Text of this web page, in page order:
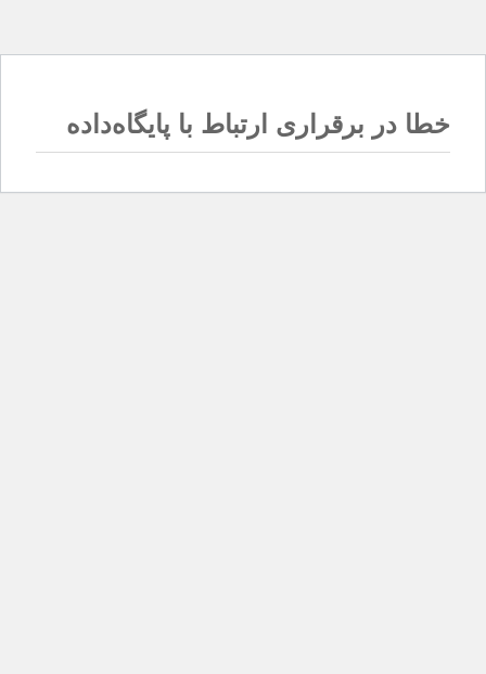
خطا در برقراری ارتباط با پایگاه‌داده